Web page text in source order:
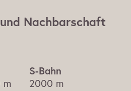
Nachbarschaft
m 2000 m